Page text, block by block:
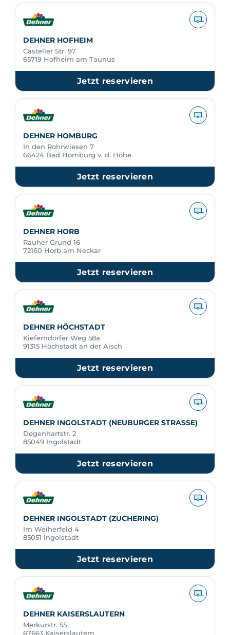
DEHNER HOFHEIM
Casteller Str. 97
65719 Hofheim am Taunus
Jetzt reservieren
DEHNER HOMBURG
In den Rohrwiesen 7
66424 Bad Homburg v. d. Höhe
Jetzt reservieren
DEHNER HORB
Rauher Grund 16
72160 Horb am Neckar
Jetzt reservieren
DEHNER HÖCHSTADT
Kieferndorfer Weg 58a
91315 Höchstadt an der Aisch
Jetzt reservieren
DEHNER INGOLSTADT (NEUBURGER STRASSE)
Degenhartstr. 2
85049 Ingolstadt
Jetzt reservieren
DEHNER INGOLSTADT (ZUCHERING)
Im Weiherfeld 4
85051 Ingolstadt
Jetzt reservieren
DEHNER KAISERSLAUTERN
Merkurstr. 55
67663 Kaiserslautern